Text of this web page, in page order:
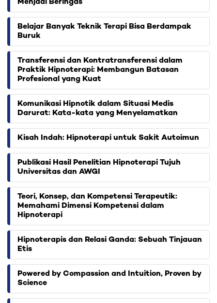
Menjadi Beringas
Belajar Banyak Teknik Terapi Bisa Berdampak
Buruk
Transferensi dan Kontratransferensi dalam
Praktik Hipnoterapi: Membangun Batasan
Profesional yang Kuat
Komunikasi Hipnotik dalam Situasi Medis
Darurat: Kata-kata yang Menyelamatkan
Kisah Indah: Hipnoterapi untuk Sakit Autoimun
Publikasi Hasil Penelitian Hipnoterapi Tujuh
Universitas dan AWGI
Teori, Konsep, dan Kompetensi Terapeutik:
Memahami Dimensi Kompetensi dalam
Hipnoterapi
Hipnoterapis dan Relasi Ganda: Sebuah Tinjauan
Etis
Powered by Compassion and Intuition, Proven by
Science